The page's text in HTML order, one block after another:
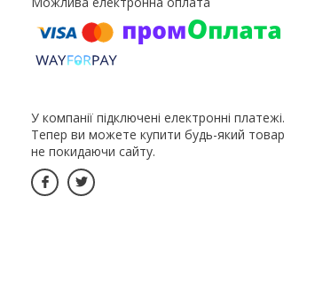
У компанії підключені електронні платежі.
Тепер ви можете купити будь-який товар
не покидаючи сайту.